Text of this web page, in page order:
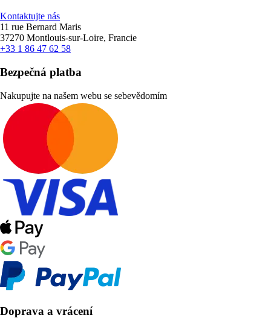
Kontaktujte nás
11 rue Bernard Maris
37270 Montlouis-sur-Loire, Francie
+33 1 86 47 62 58
Bezpečná platba
Nakupujte na našem webu se sebevědomím
Doprava a vrácení